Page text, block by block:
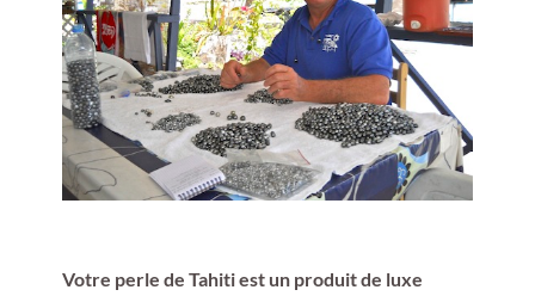
Votre perle de Tahiti est un produit de luxe